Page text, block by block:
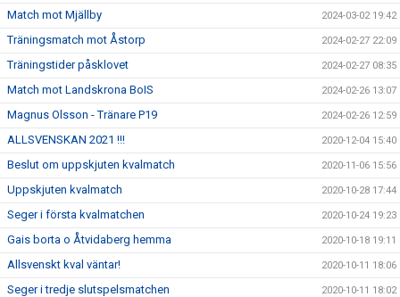
Match mot Mjällby 2024-03-02 19:42
Träningsmatch mot Åstorp 2024-02-27 22:09
Träningstider påsklovet 2024-02-27 08:35
Match mot Landskrona BoIS 2024-02-26 13:07
Magnus Olsson - Tränare P19 2024-02-26 12:59
ALLSVENSKAN 2021 !!! 2020-12-04 15:40
Beslut om uppskjuten kvalmatch 2020-11-06 15:56
Uppskjuten kvalmatch 2020-10-28 17:44
Seger i första kvalmatchen 2020-10-24 19:23
Gais borta o Åtvidaberg hemma 2020-10-18 19:11
Allsvenskt kval väntar! 2020-10-11 18:06
Seger i tredje slutspelsmatchen 2020-10-11 18:02